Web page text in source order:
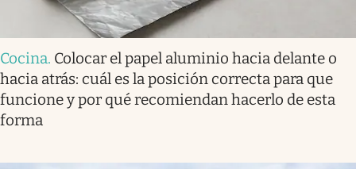
Cocina. Colocar el papel aluminio hacia delante o
hacia atrás: cuál es la posición correcta para que
funcione y por qué recomiendan hacerlo de esta
forma